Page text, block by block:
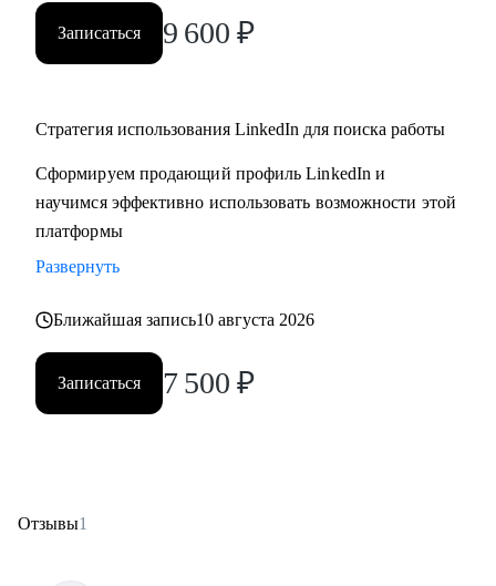
Записаться 9 600 ₽
Стратегия использования LinkedIn для поиска работы
Сформируем продающий профиль LinkedIn и
научимся эффективно использовать возможности этой
платформы
Развернуть
Ближайшая запись10 августа 2026
Записаться 7 500 ₽
Отзывы1